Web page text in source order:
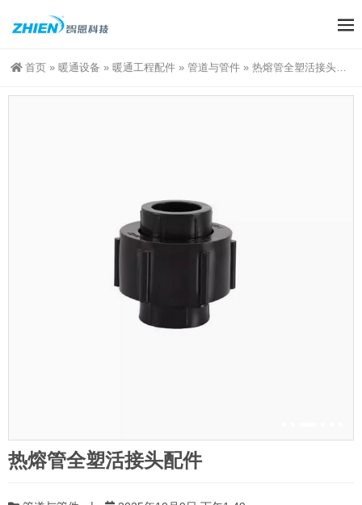
首页 » 暖通设备 » 暖通工程配件 » 管道与管件 » 热熔管全塑活接头配件
热熔管全塑活接头配件